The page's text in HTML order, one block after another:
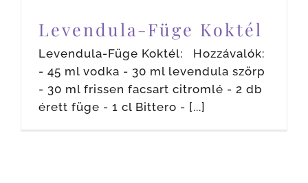
Levendula-Füge Koktél
Levendula-Füge Koktél: Hozzávalók:
- 45 ml vodka - 30 ml levendula szörp
- 30 ml frissen facsart citromlé - 2 db
érett füge - 1 cl Bittero - [...]